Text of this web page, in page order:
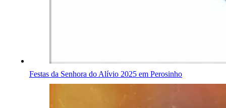
Festas da Senhora do Alívio 2025 em Perosinho